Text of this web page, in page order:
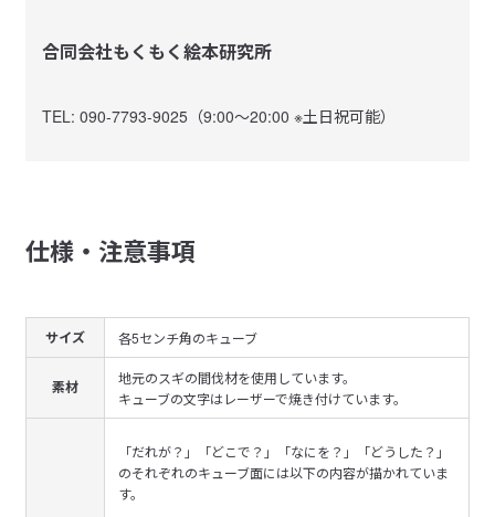
合同会社もくもく絵本研究所
TEL: 090-7793-9025（9:00～20:00 ※土日祝可能）
仕様・注意事項
サイズ 各5センチ角のキューブ
素材
地元のスギの間伐材を使用しています。
キューブの文字はレーザーで焼き付けています。
「だれが？」「どこで？」「なにを？」「どうした？」
のそれぞれのキューブ面には以下の内容が描かれていま
す。